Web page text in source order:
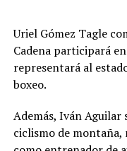
Uriel Gómez Tagle
Cadena participará
representará al
boxeo.
Además, Iván
ciclismo de montaña,